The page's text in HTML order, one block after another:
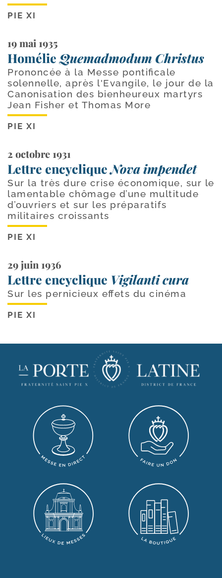
PIE XI
19 mai 1935
HomélieQuemadmodum Christus
Prononcée à la Messe pontificale
solennelle, après l'Evan­gile, le jour de la
Canonisation des bienheureux mar­tyrs
Jean Fisher et Thomas More
PIE XI
2 octobre 1931
Lettre encycliqueNova impendet
Sur la très dure crise économique, sur le
lamentable chômage d’une multitude
d’ouvriers et sur les préparatifs
militaires croissants
PIE XI
29 juin 1936
Lettre encyclique Vigilanti cura
Sur les pernicieux effets du cinéma
PIE XI